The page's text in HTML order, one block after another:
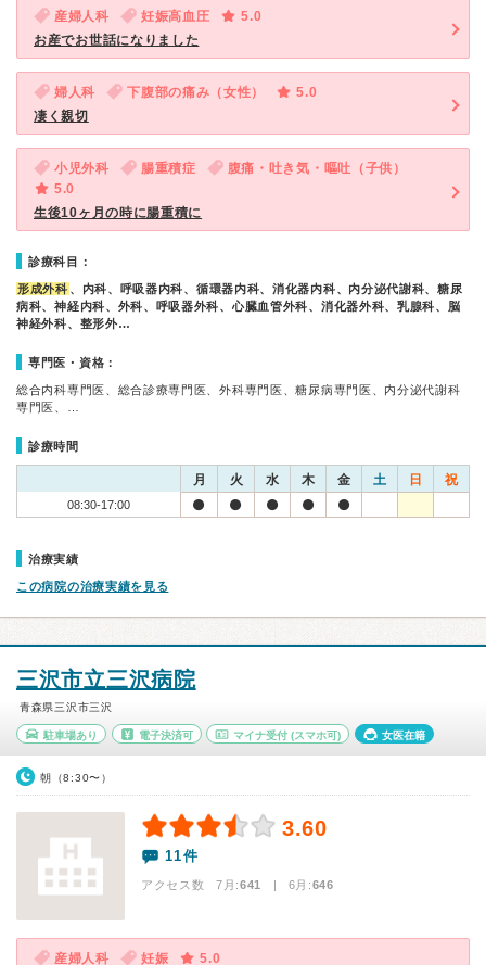
産婦人科 妊娠高血圧
5.0
お産でお世話になりました
婦人科 下腹部の痛み（女性）
5.0
凄く親切
小児外科 腸重積症
腹痛・吐き気・嘔吐（子供）
5.0
生後10ヶ月の時に腸重積に
診療科目：
形成外科 、内科、呼吸器内科、循環器内科、消化器内科、内分泌代謝科、糖尿
病科、神経内科、外科、呼吸器外科、心臓血管外科、消化器外科、乳腺科、脳
神経外科、整形外…
専門医・資格：
総合内科専門医、総合診療専門医、外科専門医、糖尿病専門医、内分泌代謝科
専門医、…
診療時間
月 火 水 木 金 土 日 祝
08:30-17:00
治療実績
この病院の治療実績を見る
三沢市立三沢病院
青森県三沢市三沢
駐車場あり 電子決済可 マイナ受付 (スマホ可) 女医在籍
朝（8:30〜）
3.60
11件
アクセス数 7月:641 | 6月:646
産婦人科 妊娠 5.0